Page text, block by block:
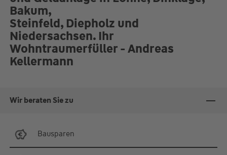
Bakum,
Steinfeld, Diepholz und
Niedersachsen. Ihr
Wohntraumerfüller - Andreas
Kellermann
Wir beraten Sie zu
Bausparen